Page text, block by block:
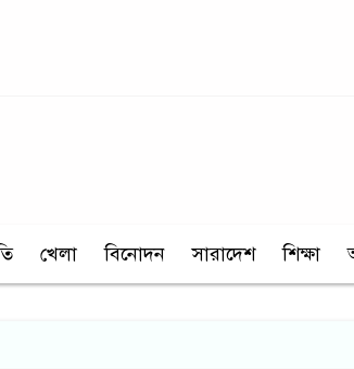
খেলা বিনোদন সারাদেশ শিক্ষা